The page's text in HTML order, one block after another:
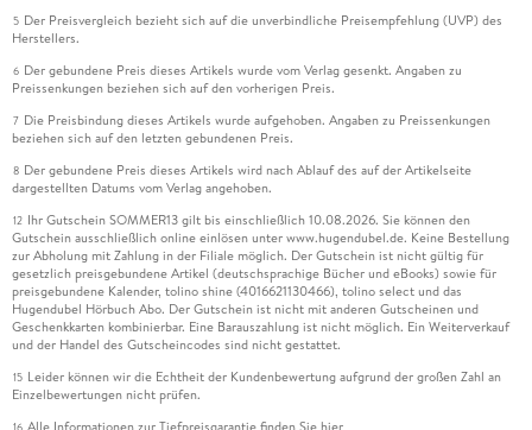
5 Der Preisvergleich bezieht sich auf die unverbindliche Preisempfehlung (UVP) des
Herstellers.
6 Der gebundene Preis dieses Artikels wurde vom Verlag gesenkt. Angaben zu
Preissenkungen beziehen sich auf den vorherigen Preis.
7 Die Preisbindung dieses Artikels wurde aufgehoben. Angaben zu Preissenkungen
beziehen sich auf den letzten gebundenen Preis.
8 Der gebundene Preis dieses Artikels wird nach Ablauf des auf der Artikelseite
dargestellten Datums vom Verlag angehoben.
12 Ihr Gutschein SOMMER13 gilt bis einschließlich 10.08.2026. Sie können den
Gutschein ausschließlich online einlösen unter www.hugendubel.de. Keine Bestellung
zur Abholung mit Zahlung in der Filiale möglich. Der Gutschein ist nicht gültig für
gesetzlich preisgebundene Artikel (deutschsprachige Bücher und eBooks) sowie für
preisgebundene Kalender, tolino shine (4016621130466), tolino select und das
Hugendubel Hörbuch Abo. Der Gutschein ist nicht mit anderen Gutscheinen und
Geschenkkarten kombinierbar. Eine Barauszahlung ist nicht möglich. Ein Weiterverkauf
und der Handel des Gutscheincodes sind nicht gestattet.
15 Leider können wir die Echtheit der Kundenbewertung aufgrund der großen Zahl an
Einzelbewertungen nicht prüfen.